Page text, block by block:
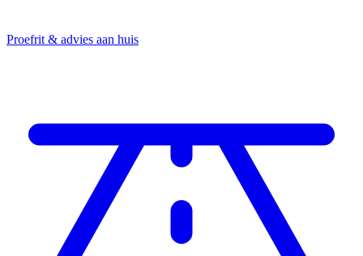
Proefrit & advies aan huis